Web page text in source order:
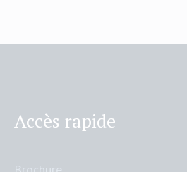
Accès rapide